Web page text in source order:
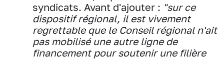
syndicats. Avant d'ajouter : "sur ce
dispositif régional, il est vivement
regrettable que le Conseil régional n'ait
pas mobilisé une autre ligne de
financement pour soutenir une filière